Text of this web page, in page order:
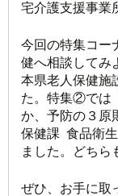
宅介護支援事業
今回の特集コー
健へ相談してみ
本県老人保健施
た。特集②では
か、予防の３原
保健課 食品衛
ました。どちら
ぜひ、お手に取